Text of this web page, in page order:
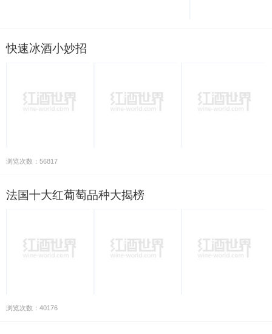
快速冰酒小妙招
浏览次数：56817
法国十大红葡萄品种大揭榜
浏览次数：40176